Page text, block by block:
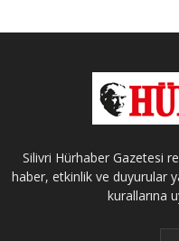
Silivri Hürhaber Gazetesi
haber, etkinlik ve duyurular
kurallarına